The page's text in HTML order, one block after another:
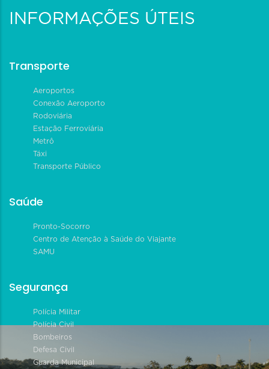
INFORMAÇÕES ÚTEIS
Transporte
Aeroportos
Conexão Aeroporto
Rodoviária
Estação Ferroviária
Metrô
Táxi
Transporte Público
Saúde
Pronto-Socorro
Centro de Atenção à Saúde do Viajante
SAMU
Segurança
Polícia Militar
Polícia Civil
Bombeiros
Defesa Civil
Guarda Municipal